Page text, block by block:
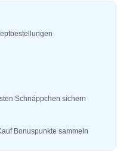
Schnäppchen sichern
Bonuspunkte sammeln